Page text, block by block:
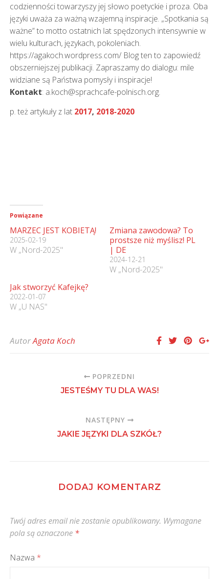
codzienności towarzyszy jej słowo poetyckie i proza. Oba
języki uważa za ważną wzajemną inspiracje. „Spotkania są
ważne” to motto ostatnich lat spędzonych intensywnie w
wielu kulturach, językach, pokoleniach.
https://agakoch.wordpress.com/ Blog ten to zapowiedź
obszerniejszej publikacji. Zapraszamy do dialogu: mile
widziane są Państwa pomysły i inspiracje!
Kontakt: a.koch@sprachcafe-polnisch.org.
p. też artykuły z lat 2017, 2018-2020
Powiązane
MARZEC JEST KOBIETĄ!
2025-02-19
W „Nord-2025"
Zmiana zawodowa? To
prostsze niż myślisz! PL
| DE
2024-12-21
W „Nord-2025"
Jak stworzyć Kafejkę?
2022-01-07
W „U NAS"
AutorAgata Koch
POPRZEDNI
JESTEŚMY TU DLA WAS!
NASTĘPNY
JAKIE JĘZYKI DLA SZKÓŁ?
DODAJ KOMENTARZ
Twój adres email nie zostanie opublikowany. Wymagane
pola są oznaczone *
Nazwa *